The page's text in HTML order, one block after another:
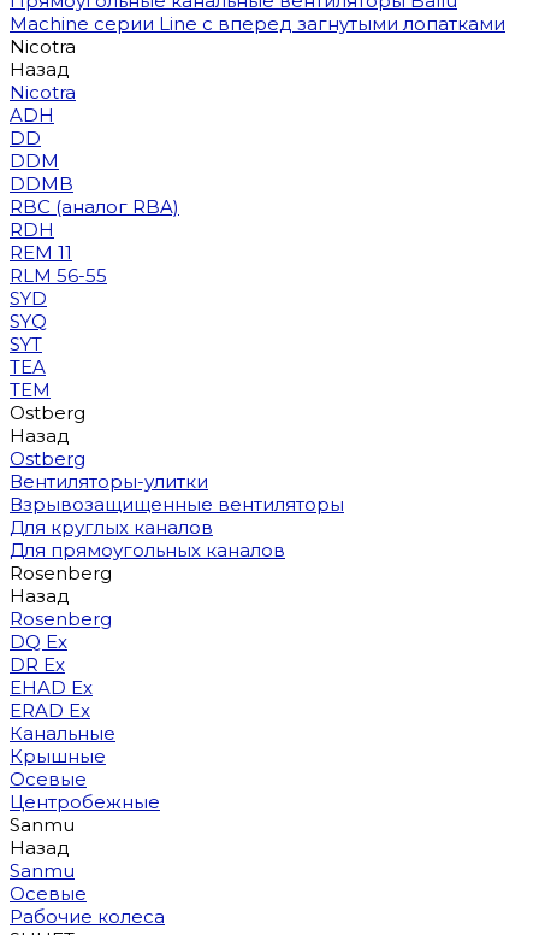
Machine серии Line с вперед загнутыми лопатками
Nicotra
Назад
Nicotra
ADH
DD
DDM
DDMB
RBC (аналог RBA)
RDH
REM 11
RLM 56-55
SYD
SYQ
SYT
TEA
TEM
Ostberg
Назад
Ostberg
Вентиляторы-улитки
Взрывозащищенные вентиляторы
Для круглых каналов
Для прямоугольных каналов
Rosenberg
Назад
Rosenberg
DQ Ex
DR Ex
EHAD Ex
ERAD Ex
Канальные
Крышные
Осевые
Центробежные
Sanmu
Назад
Sanmu
Осевые
Рабочие колеса